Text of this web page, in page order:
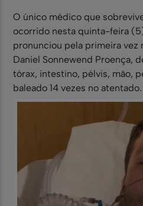
O único médico que
ocorrido nesta quinta-feira
pronunciou pela primeira
Daniel Sonnewend Proença,
tórax, intestino, pélvis, mão,
baleado 14 vezes no atentado.